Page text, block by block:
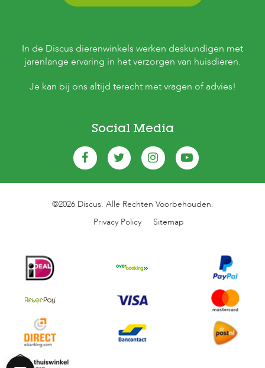
In de Discus dierenwinkels werken deskundigen met
jarenlange ervaring in het verzorgen van huisdieren.
Je kan bij ons altijd terecht met vragen of advies!
Social Media
©2026 Discus. Alle Rechten Voorbehouden.
Privacy Policy
Sitemap